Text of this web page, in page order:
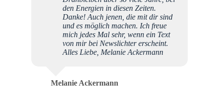
den Energien in diesen Zeiten.
Danke! Auch jenen, die mit dir sind
und es möglich machen. Ich freue
mich jedes Mal sehr, wenn ein Text
von mir bei Newslichter erscheint.
Alles Liebe, Melanie Ackermann
Melanie Ackermann